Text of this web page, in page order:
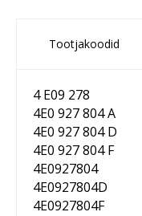
Tootjakoodid
4 E09 278
4E0 927 804 A
4E0 927 804 D
4E0 927 804 F
4E0927804
4E0927804D
4E0927804F